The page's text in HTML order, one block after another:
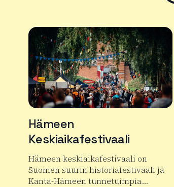
Hämeen
Keskiaikafestivaali
Hämeen keskiaikafestivaali on
Suomen suurin historiafestivaali ja
Kanta-Hämeen tunnetuimpia…